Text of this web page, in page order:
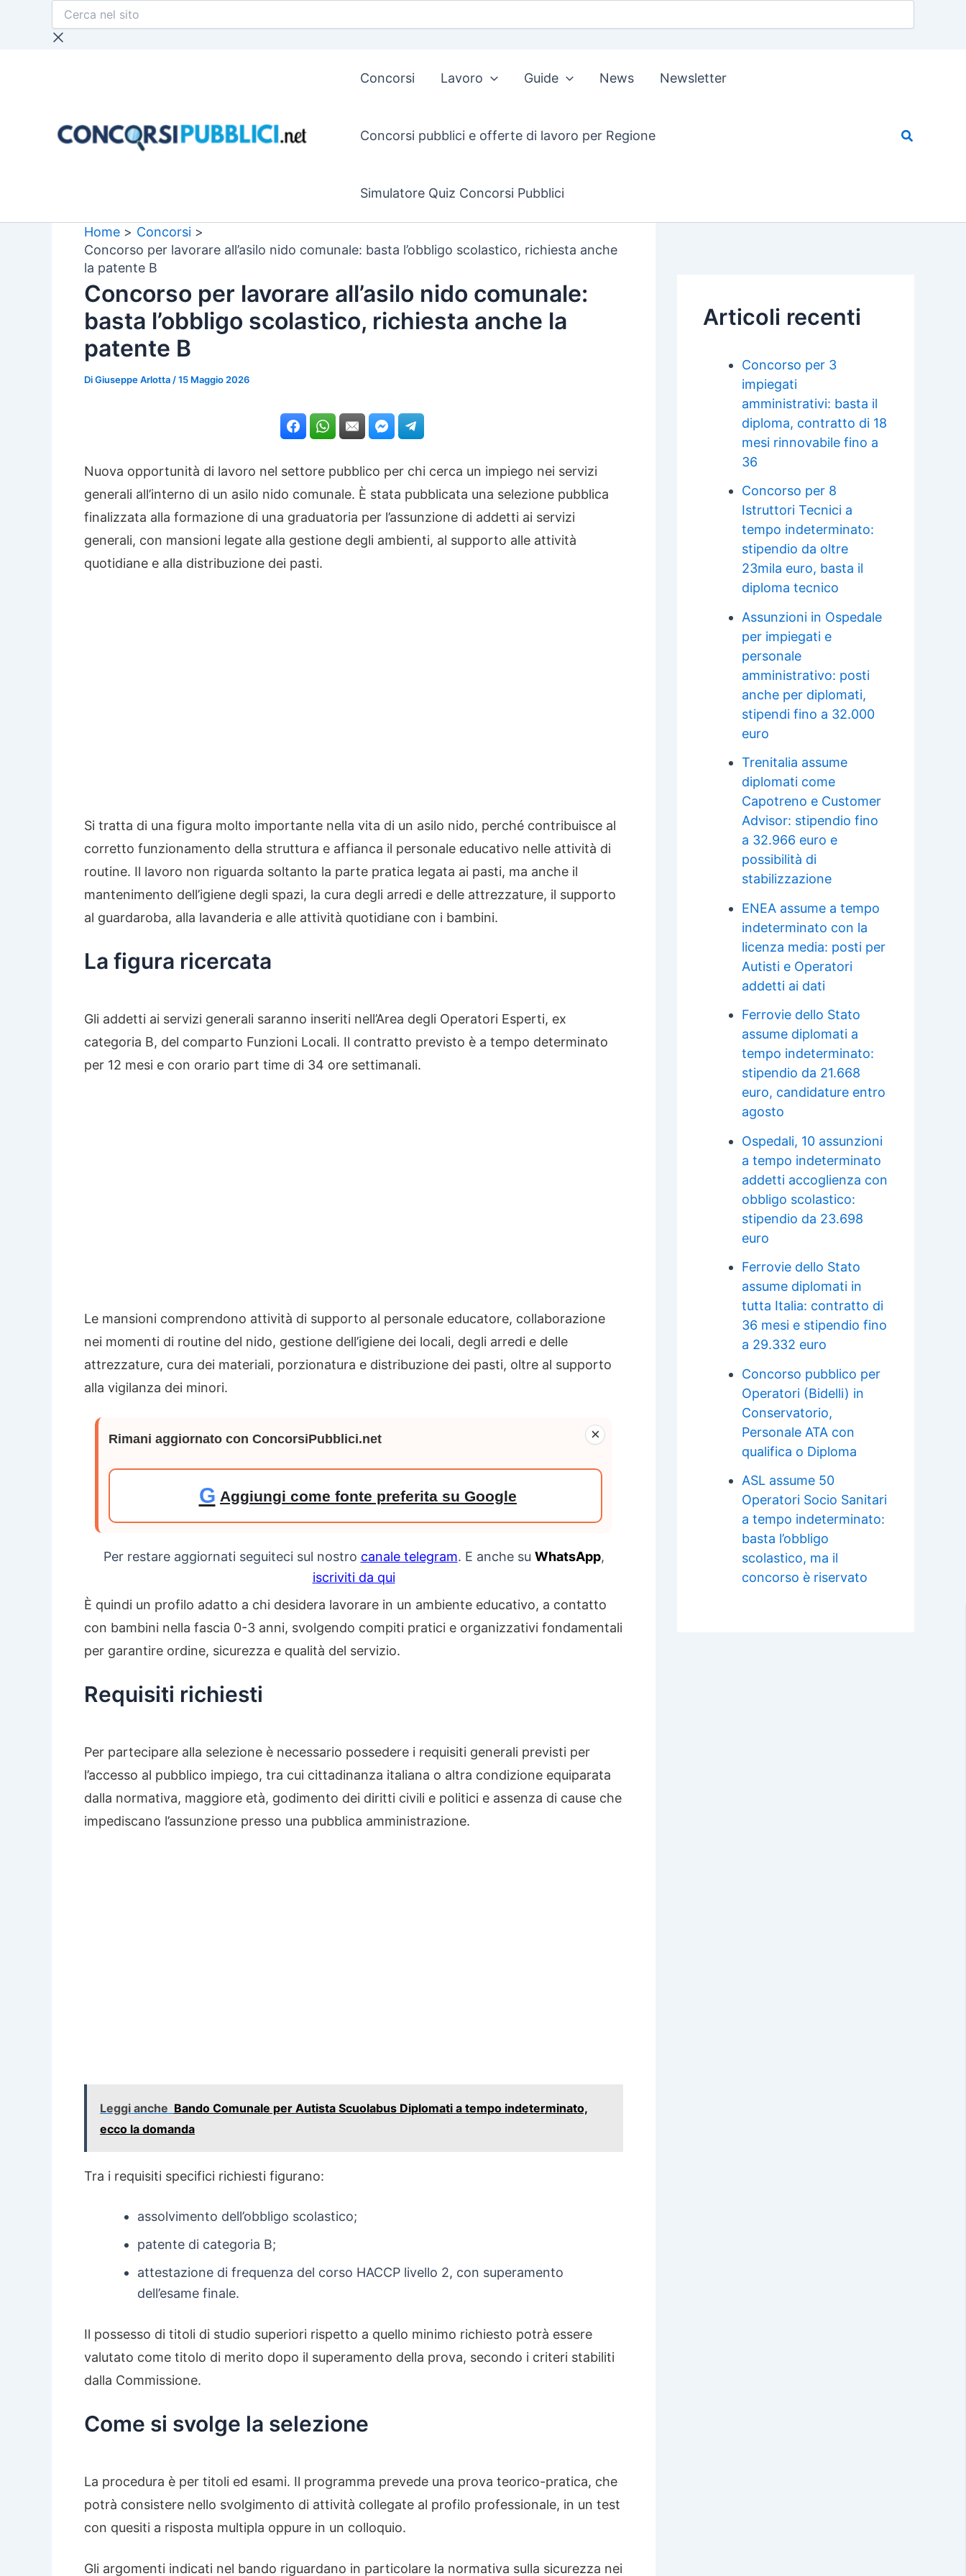
Cerca
sito
Concorsi Lavoro Guide News Newsletter
Concorsi pubblici e offerte di lavoro per Regione
Simulatore Quiz Concorsi Pubblici
Home
Concorsi
Concorso per lavorare all’asilo nido comunale: basta l’obbligo scolastico, richiesta anche
la patente B
Concorso per lavorare all’asilo nido comunale:
basta l’obbligo scolastico, richiesta anche la
patente B
DiGiuseppe Arlotta /15 Maggio 2026
Nuova opportunità di lavoro nel settore pubblico per chi cerca un impiego nei servizi
generali all’interno di un asilo nido comunale. È stata pubblicata una selezione pubblica
finalizzata alla formazione di una graduatoria per l’assunzione di addetti ai servizi
generali, con mansioni legate alla gestione degli ambienti, al supporto alle attività
quotidiane e alla distribuzione dei pasti.
Si tratta di una figura molto importante nella vita di un asilo nido, perché contribuisce al
corretto funzionamento della struttura e affianca il personale educativo nelle attività di
routine. Il lavoro non riguarda soltanto la parte pratica legata ai pasti, ma anche il
mantenimento dell’igiene degli spazi, la cura degli arredi e delle attrezzature, il supporto
al guardaroba, alla lavanderia e alle attività quotidiane con i bambini.
La figura ricercata
Gli addetti ai servizi generali saranno inseriti nell’Area degli Operatori Esperti, ex
categoria B, del comparto Funzioni Locali. Il contratto previsto è a tempo determinato
per 12 mesi e con orario part time di 34 ore settimanali.
Le mansioni comprendono attività di supporto al personale educatore, collaborazione
nei momenti di routine del nido, gestione dell’igiene dei locali, degli arredi e delle
attrezzature, cura dei materiali, porzionatura e distribuzione dei pasti, oltre al supporto
alla vigilanza dei minori.
×
Rimani aggiornato con ConcorsiPubblici.net
G Aggiungi come fonte preferita su Google
Per restare aggiornati seguiteci sul nostro canale telegram. E anche su WhatsApp,
iscriviti da qui
È quindi un profilo adatto a chi desidera lavorare in un ambiente educativo, a contatto
con bambini nella fascia 0-3 anni, svolgendo compiti pratici e organizzativi fondamentali
per garantire ordine, sicurezza e qualità del servizio.
Requisiti richiesti
Per partecipare alla selezione è necessario possedere i requisiti generali previsti per
l’accesso al pubblico impiego, tra cui cittadinanza italiana o altra condizione equiparata
dalla normativa, maggiore età, godimento dei diritti civili e politici e assenza di cause che
impediscano l’assunzione presso una pubblica amministrazione.
Leggi anche Bando Comunale per Autista Scuolabus Diplomati a tempo indeterminato,
ecco la domanda
Tra i requisiti specifici richiesti figurano:
assolvimento dell’obbligo scolastico;
patente di categoria B;
attestazione di frequenza del corso HACCP livello 2, con superamento
dell’esame finale.
Il possesso di titoli di studio superiori rispetto a quello minimo richiesto potrà essere
valutato come titolo di merito dopo il superamento della prova, secondo i criteri stabiliti
dalla Commissione.
Come si svolge la selezione
La procedura è per titoli ed esami. Il programma prevede una prova teorico-pratica, che
potrà consistere nello svolgimento di attività collegate al profilo professionale, in un test
con quesiti a risposta multipla oppure in un colloquio.
Gli argomenti indicati nel bando riguardano in particolare la normativa sulla sicurezza nei
Articoli recenti
Concorso per 3
impiegati
amministrativi: basta il
diploma, contratto di 18
mesi rinnovabile fino a
36
Concorso per 8
Istruttori Tecnici a
tempo indeterminato:
stipendio da oltre
23mila euro, basta il
diploma tecnico
Assunzioni in Ospedale
per impiegati e
personale
amministrativo: posti
anche per diplomati,
stipendi fino a 32.000
euro
Trenitalia assume
diplomati come
Capotreno e Customer
Advisor: stipendio fino
a 32.966 euro e
possibilità di
stabilizzazione
ENEA assume a tempo
indeterminato con la
licenza media: posti per
Autisti e Operatori
addetti ai dati
Ferrovie dello Stato
assume diplomati a
tempo indeterminato:
stipendio da 21.668
euro, candidature entro
agosto
Ospedali, 10 assunzioni
a tempo indeterminato
addetti accoglienza con
obbligo scolastico:
stipendio da 23.698
euro
Ferrovie dello Stato
assume diplomati in
tutta Italia: contratto di
36 mesi e stipendio fino
a 29.332 euro
Concorso pubblico per
Operatori (Bidelli) in
Conservatorio,
Personale ATA con
qualifica o Diploma
ASL assume 50
Operatori Socio Sanitari
a tempo indeterminato:
basta l’obbligo
scolastico, ma il
concorso è riservato